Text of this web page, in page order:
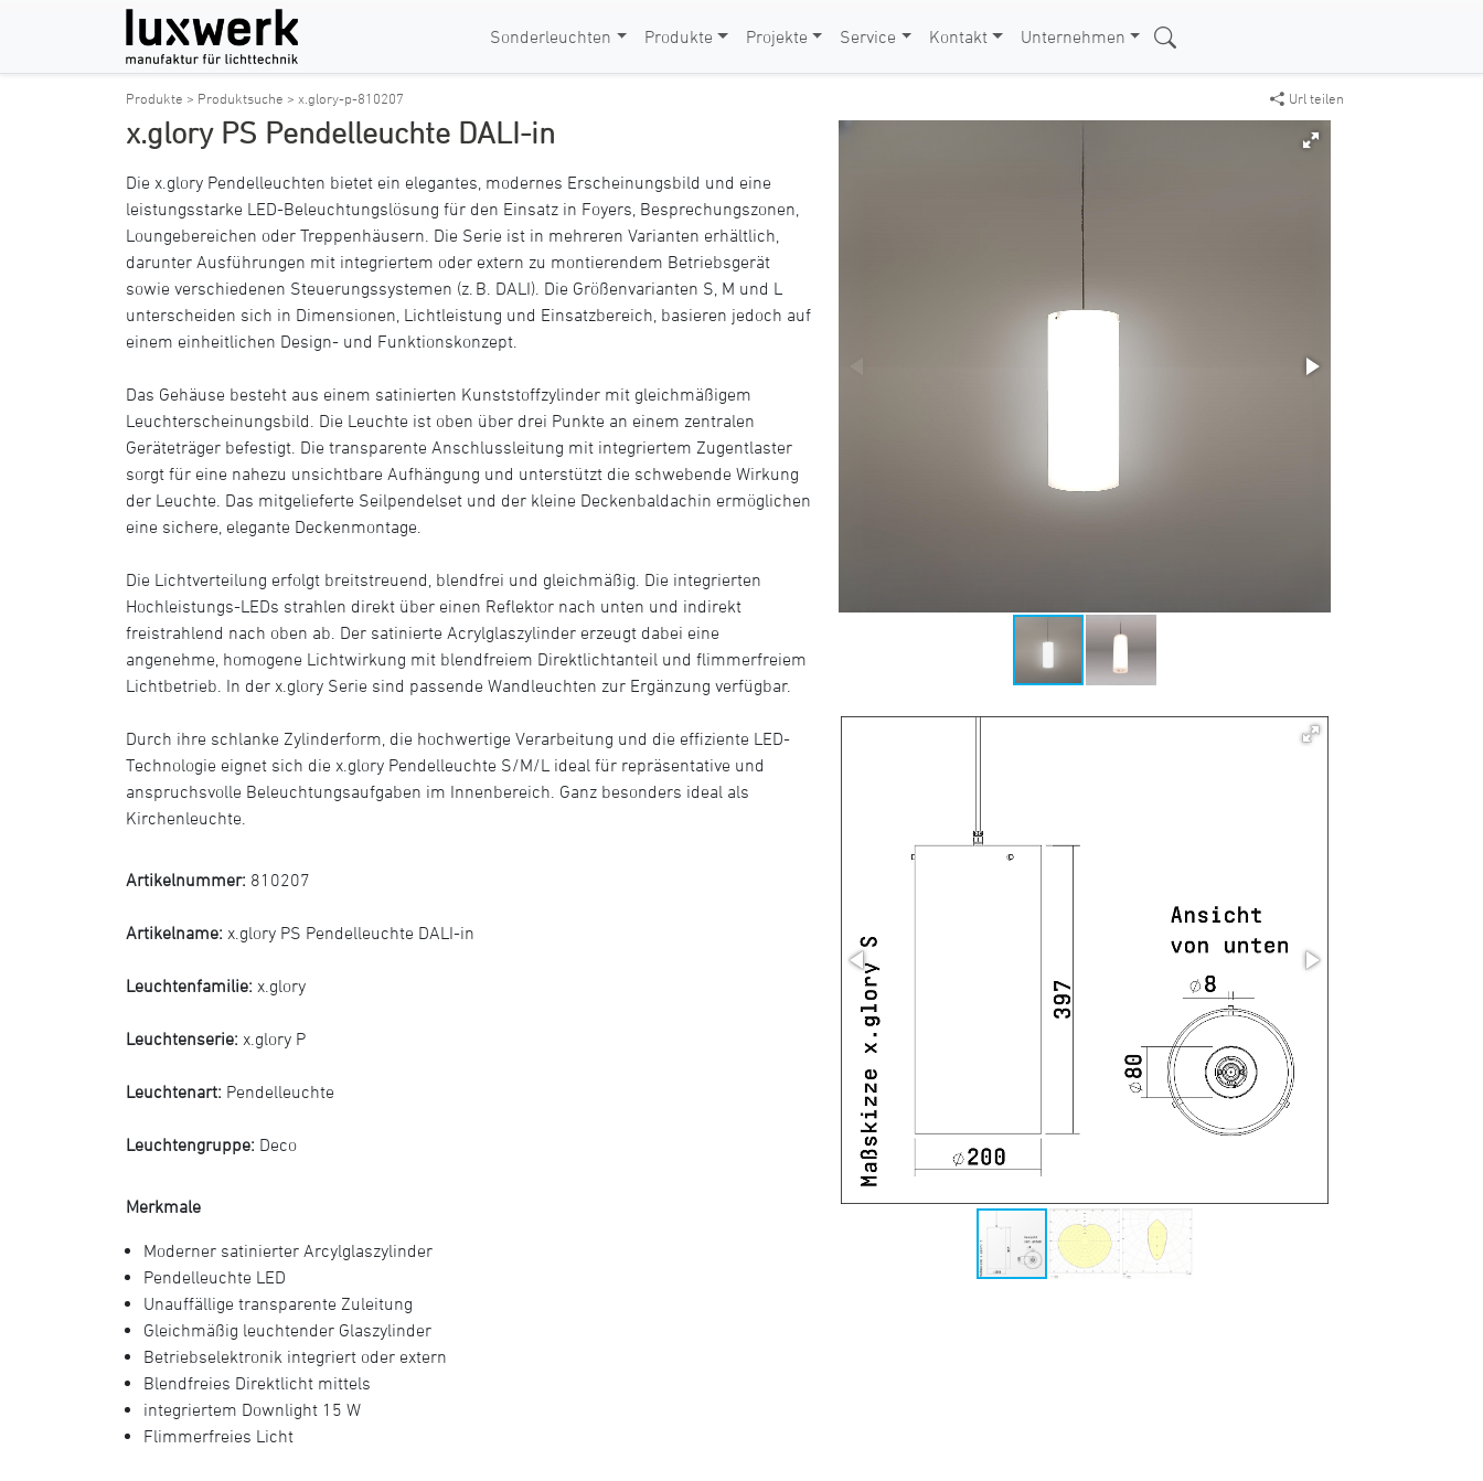
Sonderleuchten Produkte Projekte Service Kontakt Unternehmen
Produkte > Produktsuche > x.glory-p-810207 Url teilen
x.glory PS Pendelleuchte DALI-in
Die x.glory Pendelleuchten bietet ein elegantes, modernes Erscheinungsbild und eine
leistungsstarke LED-Beleuchtungslösung für den Einsatz in Foyers, Besprechungszonen,
Loungebereichen oder Treppenhäusern. Die Serie ist in mehreren Varianten erhältlich,
darunter Ausführungen mit integriertem oder extern zu montierendem Betriebsgerät
sowie verschiedenen Steuerungssystemen (z. B. DALI). Die Größenvarianten S, M und L
unterscheiden sich in Dimensionen, Lichtleistung und Einsatzbereich, basieren jedoch auf
einem einheitlichen Design- und Funktionskonzept.
Das Gehäuse besteht aus einem satinierten Kunststoffzylinder mit gleichmäßigem
Leuchterscheinungsbild. Die Leuchte ist oben über drei Punkte an einem zentralen
Geräteträger befestigt. Die transparente Anschlussleitung mit integriertem Zugentlaster
sorgt für eine nahezu unsichtbare Aufhängung und unterstützt die schwebende Wirkung
der Leuchte. Das mitgelieferte Seilpendelset und der kleine Deckenbaldachin ermöglichen
eine sichere, elegante Deckenmontage.
Die Lichtverteilung erfolgt breitstreuend, blendfrei und gleichmäßig. Die integrierten
Hochleistungs-LEDs strahlen direkt über einen Reflektor nach unten und indirekt
freistrahlend nach oben ab. Der satinierte Acrylglaszylinder erzeugt dabei eine
angenehme, homogene Lichtwirkung mit blendfreiem Direktlichtanteil und flimmerfreiem
Lichtbetrieb. In der x.glory Serie sind passende Wandleuchten zur Ergänzung verfügbar.
Durch ihre schlanke Zylinderform, die hochwertige Verarbeitung und die effiziente LED-
Technologie eignet sich die x.glory Pendelleuchte S/M/L ideal für repräsentative und
anspruchsvolle Beleuchtungsaufgaben im Innenbereich. Ganz besonders ideal als
Kirchenleuchte.
Artikelnummer: 810207
Artikelname: x.glory PS Pendelleuchte DALI-in
Leuchtenfamilie: x.glory
Leuchtenserie: x.glory P
Leuchtenart: Pendelleuchte
Leuchtengruppe: Deco
Merkmale
Moderner satinierter Arcylglaszylinder
Pendelleuchte LED
Unauffällige transparente Zuleitung
Gleichmäßig leuchtender Glaszylinder
Betriebselektronik integriert oder extern
Blendfreies Direktlicht mittels
integriertem Downlight 15 W
Flimmerfreies Licht